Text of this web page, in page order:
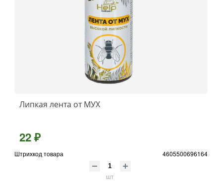
Липкая лента от МУХ
22 ₽
Штрихкод товара 4605500696164
шт